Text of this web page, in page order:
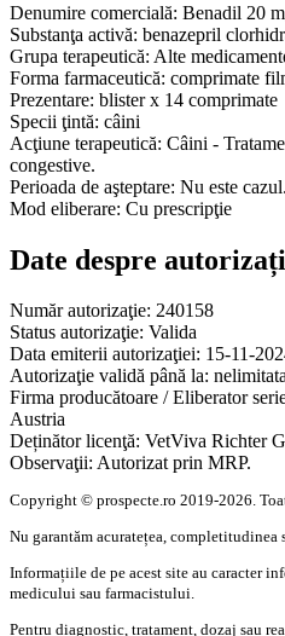
Denumire comercială: Benadil 20
Substanţa activă: benazepril
Grupa terapeutică: Alte
Forma farmaceutică: comprimate
Prezentare: blister x 14 comprimate
Specii ţintă: câini
Acţiune terapeutică: Câini -
congestive.
Perioada de aşteptare: Nu este cazul.
Mod eliberare: Cu prescripţie
Date despre
Număr autorizaţie: 240158
Status autorizaţie: Valida
Data emiterii autorizaţiei: 15-11-
Autorizaţie validă până la:
Firma producătoare / Eliberator
Austria
Deținător licenţă: VetViva Richter
Observaţii: Autorizat prin MRP.
Copyright © prospecte.ro 2019-2026.
Nu garantăm acuratețea, completitudinea
Informațiile de pe acest site au caracter
medicului sau farmacistului.
Pentru diagnostic, tratament, dozaj sau